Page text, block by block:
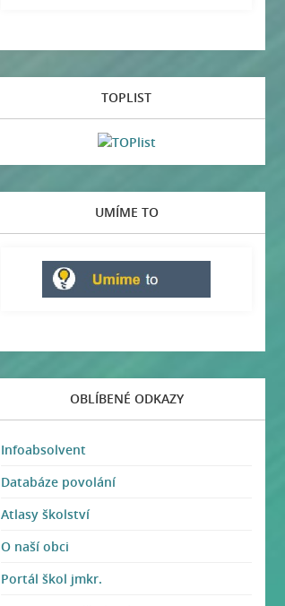
TOPLIST
UMÍME TO
OBLÍBENÉ ODKAZY
Infoabsolvent
Databáze povolání
Atlasy školství
O naší obci
Portál škol jmkr.